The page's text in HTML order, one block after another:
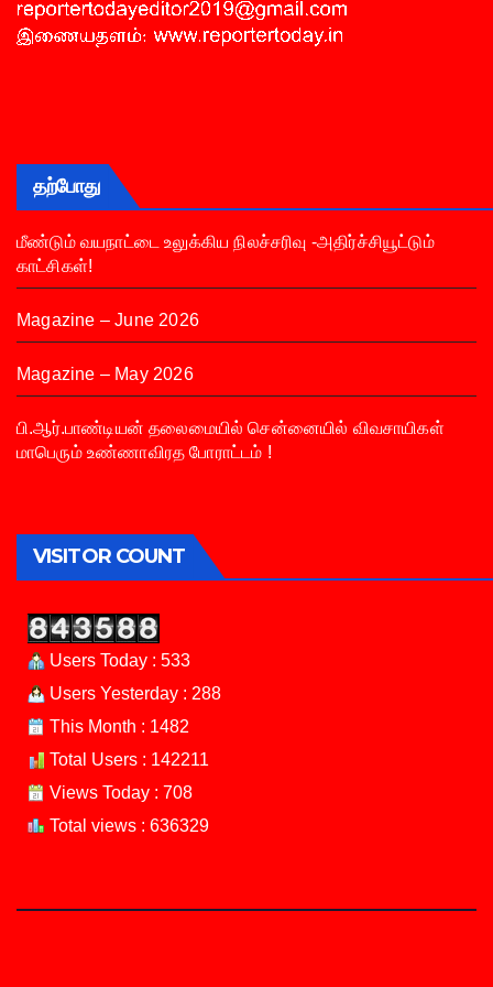
தற்போது
மீண்டும் வயநாட்டை உலுக்கிய நிலச்சரிவு -அதிர்ச்சியூட்டும்
காட்சிகள்!
Magazine – June 2026
Magazine – May 2026
பி.ஆர்.பாண்டியன் தலைமையில் சென்னையில் விவசாயிகள்
மாபெரும் உண்ணாவிரத போராட்டம் !
VISITOR COUNT
Users Today : 533
Users Yesterday : 288
This Month : 1482
Total Users : 142211
Views Today : 708
Total views : 636329